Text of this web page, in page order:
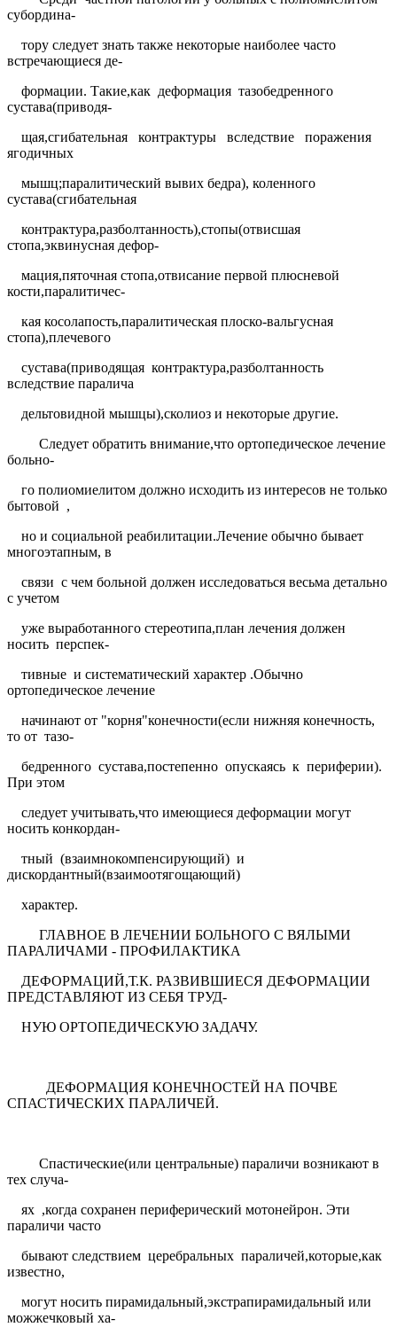
субордина-
тору следует знать также некоторые наиболее часто
встречающиеся де-
формации. Такие,как деформация тазобедренного
сустава(приводя-
щая,сгибательная
контрактуры вследствие
поражения
ягодичных
мышц;паралитический вывих бедра), коленного
сустава(сгибательная
контрактура,разболтанность),стопы(отвисшая
стопа,эквинусная дефор-
мация,пяточная стопа,отвисание первой плюсневой
кости,паралитичес-
кая косолапость,паралитическая плоско-вальгусная
стопа),плечевого
сустава(приводящая контрактура,разболтанность
вследствие паралича
дельтовидной мышцы),сколиоз и некоторые другие.
Следует обратить внимание,что ортопедическое лечение
больно-
го полиомиелитом должно исходить из интересов не только
бытовой ,
но и социальной реабилитации.Лечение обычно бывает
многоэтапным, в
связи с чем больной должен исследоваться весьма детально
с учетом
уже выработанного стереотипа,план лечения должен
носить перспек-
тивные и систематический характер .Обычно
ортопедическое лечение
начинают от "корня"конечности(если нижняя конечность,
то от тазо-
бедренного сустава,постепенно опускаясь к периферии).
При этом
следует учитывать,что имеющиеся деформации могут
носить конкордан-
тный (взаимнокомпенсирующий) и
дискордантный(взаимоотягощающий)
характер.
ГЛАВНОЕ В ЛЕЧЕНИИ БОЛЬНОГО С ВЯЛЫМИ
ПАРАЛИЧАМИ - ПРОФИЛАКТИКА
ДЕФОРМАЦИЙ,Т.К. РАЗВИВШИЕСЯ ДЕФОРМАЦИИ
ПРЕДСТАВЛЯЮТ ИЗ СЕБЯ ТРУД-
НУЮ ОРТОПЕДИЧЕСКУЮ ЗАДАЧУ.
ДЕФОРМАЦИЯ КОНЕЧНОСТЕЙ НА ПОЧВЕ
СПАСТИЧЕСКИХ ПАРАЛИЧЕЙ.
Спастические(или центральные) параличи возникают в
тех случа-
ях ,когда сохранен периферический мотонейрон. Эти
параличи часто
бывают следствием церебральных параличей,которые,как
известно,
могут носить пирамидальный,экстрапирамидальный или
можжечковый ха-